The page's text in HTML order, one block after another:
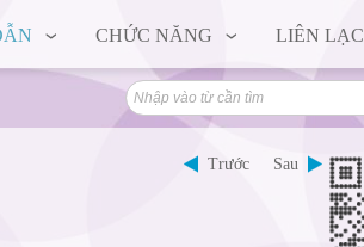
CHỨC NĂNG LIÊN LẠC
Trước Sau